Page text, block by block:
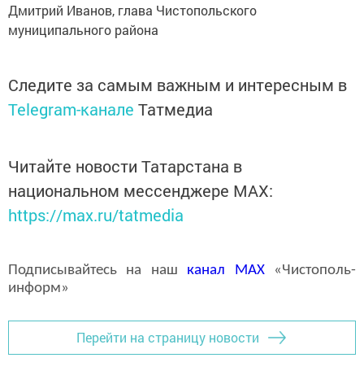
Дмитрий Иванов, глава Чистопольского
муниципального района
Следите за самым важным и интересным в
Telegram-канале Татмедиа
Читайте новости Татарстана в
национальном мессенджере MАХ:
https://max.ru/tatmedia
Подписывайтесь на наш канал MAX«Чистополь-
информ»
Перейти на страницу новости